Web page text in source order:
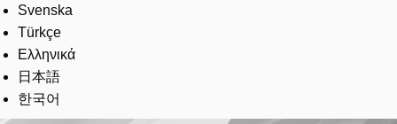
Svenska
Türkçe
Ελληνικά
日本語
한국어